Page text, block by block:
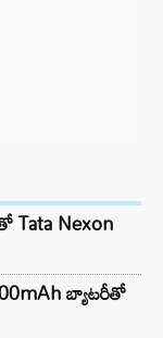
Tata Nexon
బ్యాటరీతో